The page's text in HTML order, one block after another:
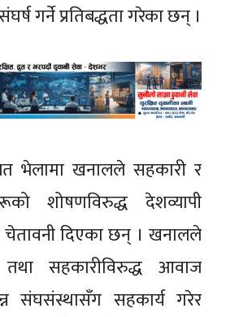
गर्ने प्रतिबद्धता गरेका छन् ।
भेलामा खनालले सहकारी र
शोषणविरुद्ध देशव्यापी
दिएका छन् । खनालले
सहकारीविरुद्ध आवाज
संघसंस्थासँग सहकार्य गरेर